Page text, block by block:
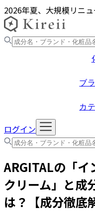
2026年夏、大規模リニ
ブ
カ
ログイン
ARGITALの「イ
クリーム 」と成
は？【成分徹底